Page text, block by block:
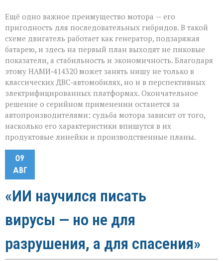
Ещё одно важное преимущество мотора — его
пригодность для последовательных гибридов. В такой
схеме двигатель работает как генератор, подзаряжая
батарею, и здесь на первый план выходят не пиковые
показатели, а стабильность и экономичность. Благодаря
этому НАМИ‑414320 может занять нишу не только в
классических ДВС‑автомобилях, но и в перспективных
электрифицированных платформах. Окончательное
решение о серийном применении останется за
автопроизводителями: судьба мотора зависит от того,
насколько его характеристики впишутся в их
продуктовые линейки и производственные планы.
09
АВГ
«ИИ научился писать
вирусы — но не для
разрушения, а для спасения»